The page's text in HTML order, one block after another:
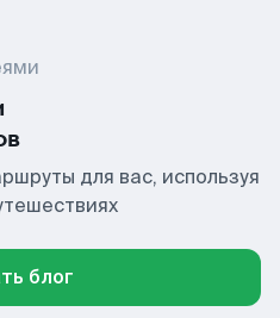
для вас, используя
блог